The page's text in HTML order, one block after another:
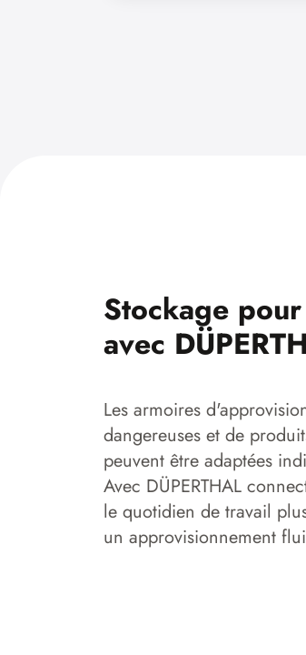
Stockage
avec
Les armoires
dangereuses et de
peuvent être adaptées
Avec DÜPERTHAL
le quotidien de travail
un approvisionnement